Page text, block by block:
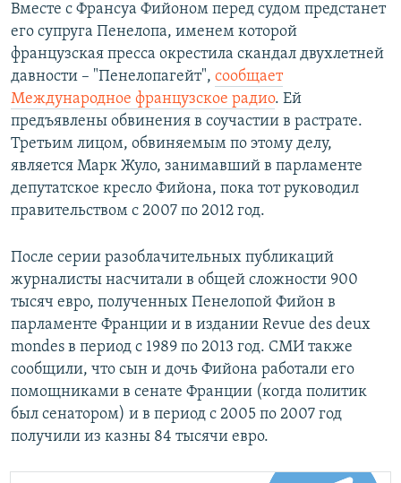
Вместе с Франсуа Фийоном перед судом предстанет
его супруга Пенелопа, именем которой
французская пресса окрестила скандал двухлетней
давности – "Пенелопагейт", сообщает
Международное французское радио. Ей
предъявлены обвинения в соучастии в растрате.
Третьим лицом, обвиняемым по этому делу,
является Марк Жуло, занимавший в парламенте
депутатское кресло Фийона, пока тот руководил
правительством с 2007 по 2012 год.
После серии разоблачительных публикаций
журналисты насчитали в общей сложности 900
тысяч евро, полученных Пенелопой Фийон в
парламенте Франции и в издании Revue des deux
mondes в период с 1989 по 2013 год. СМИ также
сообщили, что сын и дочь Фийона работали его
помощниками в сенате Франции (когда политик
был сенатором) и в период с 2005 по 2007 год
получили из казны 84 тысячи евро.